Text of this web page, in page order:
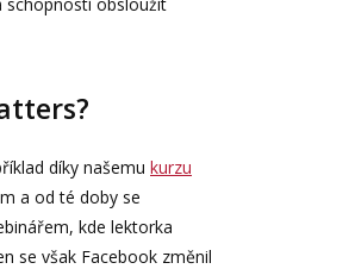
díky našemu kurzu
a od té doby se
kde lektorka
se však Facebook změnil